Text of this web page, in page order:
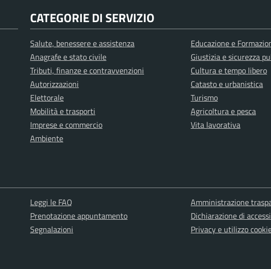
CATEGORIE DI SERVIZIO
Salute, benessere e assistenza
Anagrafe e stato civile
Tributi, finanze e contravvenzioni
Autorizzazioni
Elettorale
Mobilità e trasporti
Imprese e commercio
Ambiente
Educazione e
Giustizia e sicurezza
Cultura e tempo libero
Catasto e urbanistica
Turismo
Agricoltura e pesca
Vita lavorativa
Leggi le FAQ
Prenotazione appuntamento
Segnalazioni
Amministrazione
Dichiarazione di
Privacy e utilizzo